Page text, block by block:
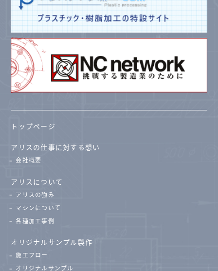
トップページ
アリスの仕事に対する想い
会社概要
アリスについて
アリスの強み
マシンについて
各種加工事例
オリジナルサンプル製作
施工フロー
オリジナルサンプル